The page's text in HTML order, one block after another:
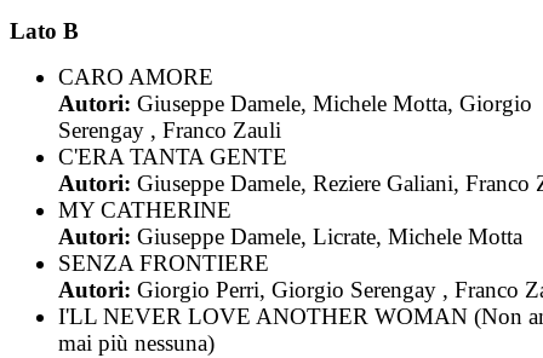
Lato B
CARO AMORE
Autori: Giuseppe Damele, Michele Motta, Giorgio
Serengay , Franco Zauli
C'ERA TANTA GENTE
Autori: Giuseppe Damele, Reziere Galiani, Franco
MY CATHERINE
Autori: Giuseppe Damele, Licrate, Michele Motta
SENZA FRONTIERE
Autori: Giorgio Perri, Giorgio Serengay , Franco
I'LL NEVER LOVE ANOTHER WOMAN (Non
mai più nessuna)